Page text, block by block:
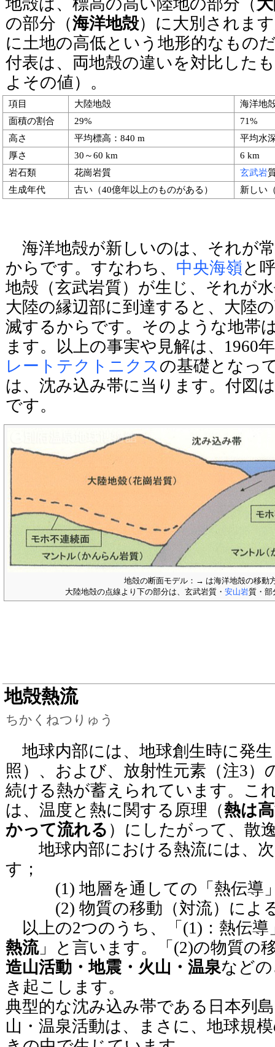
地殻は、標高の高い陸地の部分（
の部分（海洋地殻）に大別されま
に土地の高低という地形的なもの
付表は、両地殻の違いを対比した
よその値）。
項目 大陸地殻
海洋地
面積の割合
29%
71%
高さ
平均標高：840 m
平均水
厚さ
30～60 km
6 km
岩石類
花崗岩質 玄武岩
生成年代
古い（40億年以上のものがある） 新しい
海洋地殻が新しいのは、それが
からです。すなわち、 中央海嶺と
地殻（玄武岩質）が生じ、それが
大陸の縁辺部に到達すると、大陸
滅するからです。そのような地帯
ます。以上の事実や見解は、1960
レートテクトニクスの基礎となっ
は、沈み込み帯に当ります。付図
です。
地殻の断面モデル：→ は海洋地殻の移動
大陸地殻の点線より下の部分は、玄武岩質・ 安山岩質・部
地殻熱流
ちかくねつりゅう
地球内部には、地球創生時に発
照）、および、放射性元素（注3）
続ける熱が蓄えられています。こ
は、温度と熱に関する原理（熱は
かって流れる ）にしたがって、散
地球内部における熱流には、次
す；
(1) 地層を通しての「熱伝導
(2) 物質の移動（対流）によ
以上の2つのうち、「(1)：熱伝導
熱流」と言います。「(2)の物質の
造山活動・地震・火山・温泉など
き起こします。
典型的な沈み込み帯である日本列
山・温泉活動は、まさに、地球規